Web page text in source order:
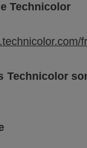
Technicolor
fr
Technicolor